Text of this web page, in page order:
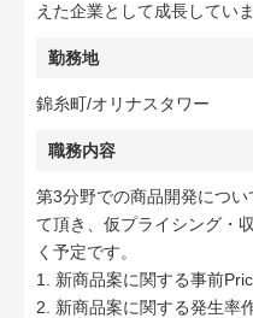
えた企業として成長していま
勤務地
錦糸町/オリナスタワー
職務内容
第3分野での商品開発につ
て頂き、仮プライシング・
く予定です。
1. 新商品案に関する事前
2. 新商品案に関する発生率